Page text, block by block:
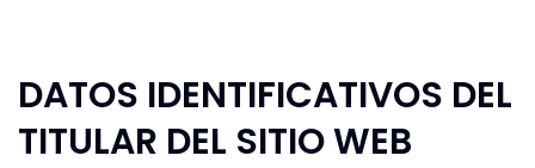
DATOS IDENTIFICATIVOS DEL
TITULAR DEL SITIO WEB